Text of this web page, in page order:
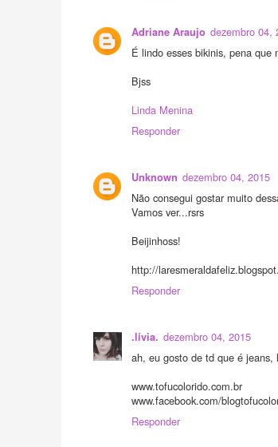
Adriane Araujo dezembro 04,
É lindo esses bikinis, pena que
Bjss
Linda Menina
Responder
Unknown dezembro 04, 2015
Não consegui gostar muito
Vamos ver...rsrs
Beijinhoss!
http://
Responder
.lívia. dezembro 04, 2015
ah, eu gosto de td que é
www.tofucolorido.com.br
www.facebook.com/
Responder